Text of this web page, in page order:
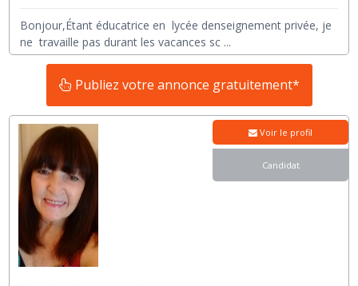
Bonjour,Étant éducatrice en lycée denseignement privée, je
ne travaille pas durant les vacances sc ...
Publiez votre annonce gratuitement*
Voir le profil
Candidat